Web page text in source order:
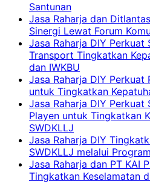
Santunan
Jasa Raharja dan
Sinergi Lewat Forum
Jasa Raharja DIY
Transport Tingkatkan
dan IWKBU
Jasa Raharja DIY Perkuat
untuk Tingkatkan
Jasa Raharja DIY Perkuat
Playen untuk Tingkatkan
SWDKLLJ
Jasa Raharja DIY
SWDKLLJ melalui
Jasa Raharja dan PT KAI
Tingkatkan Keselamatan